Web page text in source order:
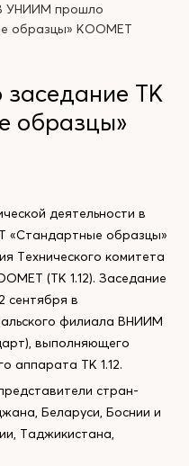
УНИИМ прошло
образцы» КООМЕТ
ТК
образцы»
деятельности в
«Стандартные образцы»
Технического комитета
(ТК 1.12). Заседание
сентября в
филиала ВНИИМ
выполняющего
аппарата ТК 1.12.
стран-
Беларуси, Боснии и
Таджикистана,